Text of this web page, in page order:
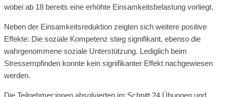
wobei ab 18 bereits eine erhöhte Einsamkeitsbelastung vorliegt.
Neben der Einsamkeitsreduktion zeigten sich weitere positive
Effekte: Die soziale Kompetenz stieg signifikant, ebenso die
wahrgenommene soziale Unterstützung. Lediglich beim
Stressempfinden konnte kein signifikanter Effekt nachgewiesen
werden.